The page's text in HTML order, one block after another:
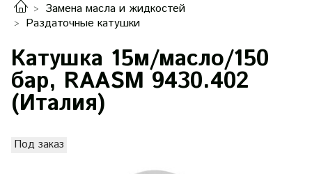
Замена масла и жидкостей
Раздаточные катушки
Катушка 15м/масло/150
бар, RAASM 9430.402
(Италия)
Под заказ